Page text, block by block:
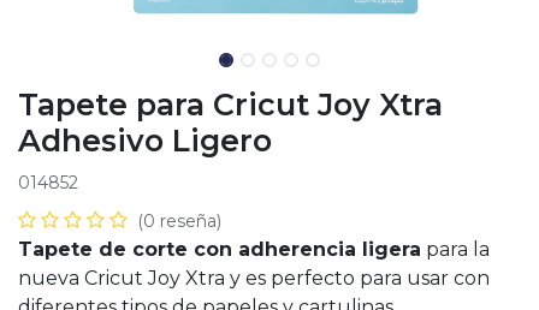
Tapete para Cricut Joy Xtra
Adhesivo Ligero
014852
(0 reseña)
Tapete de corte con adherencia ligera para la
nueva Cricut Joy Xtra y es perfecto para usar con